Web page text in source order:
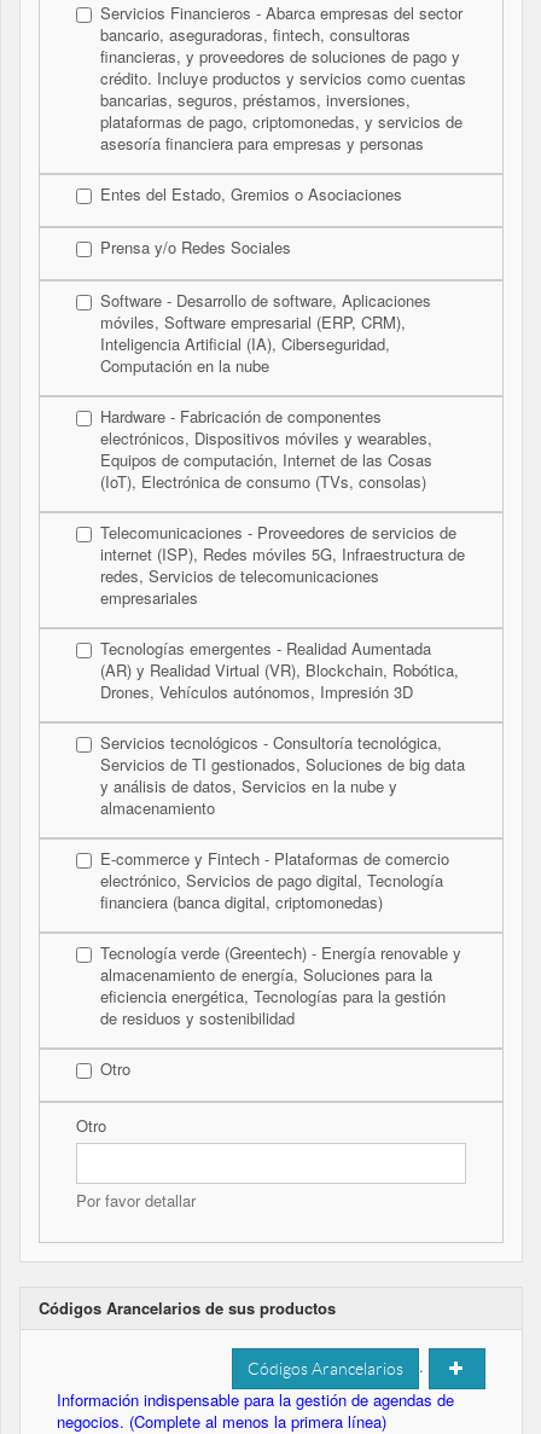
Servicios Financieros - Abarca empresas del sector
bancario, aseguradoras, fintech, consultoras
financieras, y proveedores de soluciones de pago y
crédito. Incluye productos y servicios como cuentas
bancarias, seguros, préstamos, inversiones,
plataformas de pago, criptomonedas, y servicios de
asesoría financiera para empresas y personas
Entes del Estado, Gremios o Asociaciones
Prensa y/o Redes Sociales
Software - Desarrollo de software, Aplicaciones
móviles, Software empresarial (ERP, CRM),
Inteligencia Artificial (IA), Ciberseguridad,
Computación en la nube
Hardware - Fabricación de componentes
electrónicos, Dispositivos móviles y wearables,
Equipos de computación, Internet de las Cosas
(IoT), Electrónica de consumo (TVs, consolas)
Telecomunicaciones - Proveedores de servicios de
internet (ISP), Redes móviles 5G, Infraestructura de
redes, Servicios de telecomunicaciones
empresariales
Tecnologías emergentes - Realidad Aumentada
(AR) y Realidad Virtual (VR), Blockchain, Robótica,
Drones, Vehículos autónomos, Impresión 3D
Servicios tecnológicos - Consultoría tecnológica,
Servicios de TI gestionados, Soluciones de big data
y análisis de datos, Servicios en la nube y
almacenamiento
E-commerce y Fintech - Plataformas de comercio
electrónico, Servicios de pago digital, Tecnología
financiera (banca digital, criptomonedas)
Tecnología verde (Greentech) - Energía renovable y
almacenamiento de energía, Soluciones para la
eficiencia energética, Tecnologías para la gestión
de residuos y sostenibilidad
Otro
Otro
Por favor detallar
Códigos Arancelarios de sus productos
Códigos Arancelarios
.
Información indispensable para la gestión de agendas de
negocios. (Complete al menos la primera línea)